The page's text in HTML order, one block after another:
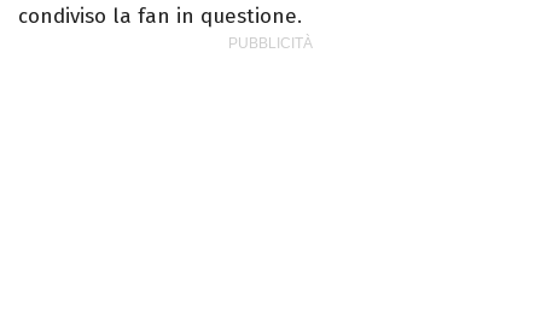
condiviso la fan in questione.